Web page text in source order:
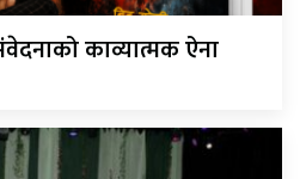
काव्यात्मक ऐना